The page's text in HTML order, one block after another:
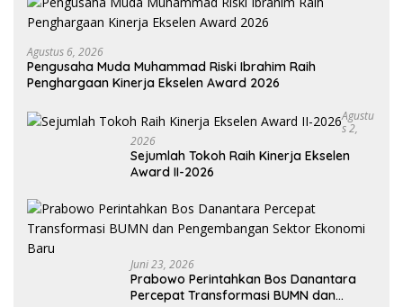
Agustus 6, 2026
Pengusaha Muda Muhammad Riski Ibrahim Raih
Penghargaan Kinerja Ekselen Award 2026
Agustu
S 2,
2026
Sejumlah Tokoh Raih Kinerja Ekselen
Award II-2026
Juni 23, 2026
Prabowo Perintahkan Bos Danantara
Percepat Transformasi BUMN dan